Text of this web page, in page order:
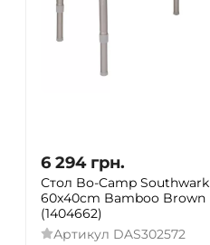
6 294 грн.
Стол Bo-Camp Southwark
60x40cm Bamboo Brown
(1404662)
Артикул DAS302572